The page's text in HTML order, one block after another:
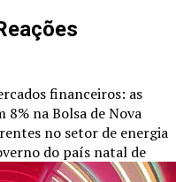
financeiros: as
8% na Bolsa de Nova
no setor de energia
do país natal de
um comunicado oficial